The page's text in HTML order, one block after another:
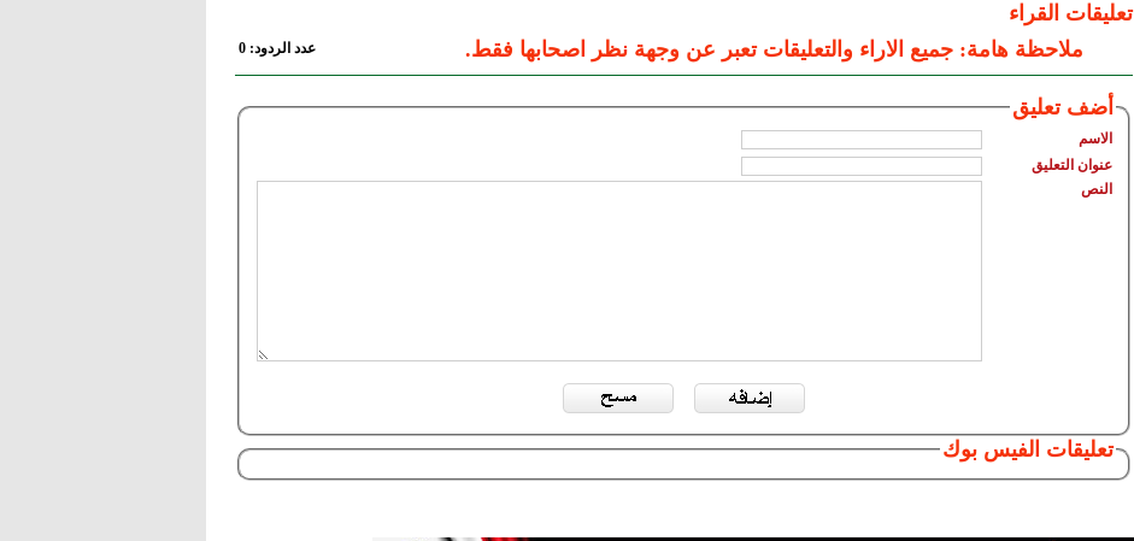
تعليقات القراء
ملاحظة هامة: جميع الاراء والتعليقات تعبر عن وجهة نظر اصحابها فقط.
عدد الردود: 0
أضف تعليق
الاسم
عنوان التعليق
النص
تعليقات الفيس بوك